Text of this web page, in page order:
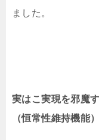
ました。
実はこ実現を邪魔
（恒常性維持機能